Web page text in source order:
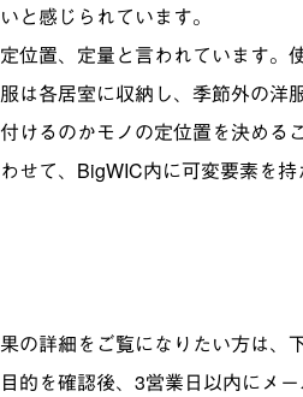
と感じられています。
位置、定量と言われています。
は各居室に収納し、季節外の
けるのかモノの定位置を決め
せて、BigWIC内に可変要素を
の詳細をご覧になりたい方は、
的を確認後、3営業日以内にメ